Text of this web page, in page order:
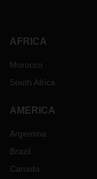
AFRICA
Morocco
South Africa
AMERICA
Argentina
Brazil
Canada